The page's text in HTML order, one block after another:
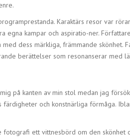
Karaktärs resor var
kampar och aspiratio-ner.
dess märkliga, främmande skönhet.
berättelser som resonanserar med
på kanten av min stol medan jag
och konstnärliga förmåga.
ett vittnesbörd om den skönhet